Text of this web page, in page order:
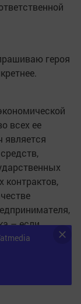
героя
всех ее
является
– если
по